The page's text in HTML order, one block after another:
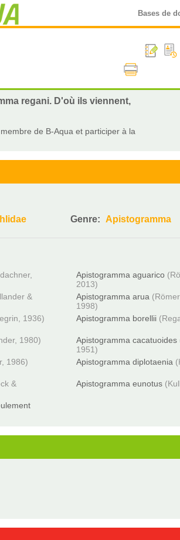
Bases de
regani. D'où ils viennent,
de B-Aqua et participer à la
Genre: Apistogramma
Apistogramma aguarico
2013)
&
Apistogramma arua
1998)
1936) Apistogramma borellii
1980) Apistogramma cacatuoides
1951)
1986) Apistogramma diplotaenia
&
Apistogramma eunotus